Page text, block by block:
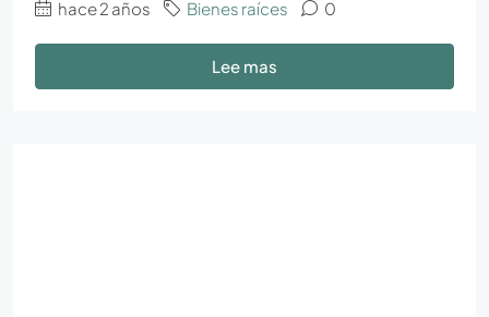
hace 2 años Bienes raíces 0
Lee mas